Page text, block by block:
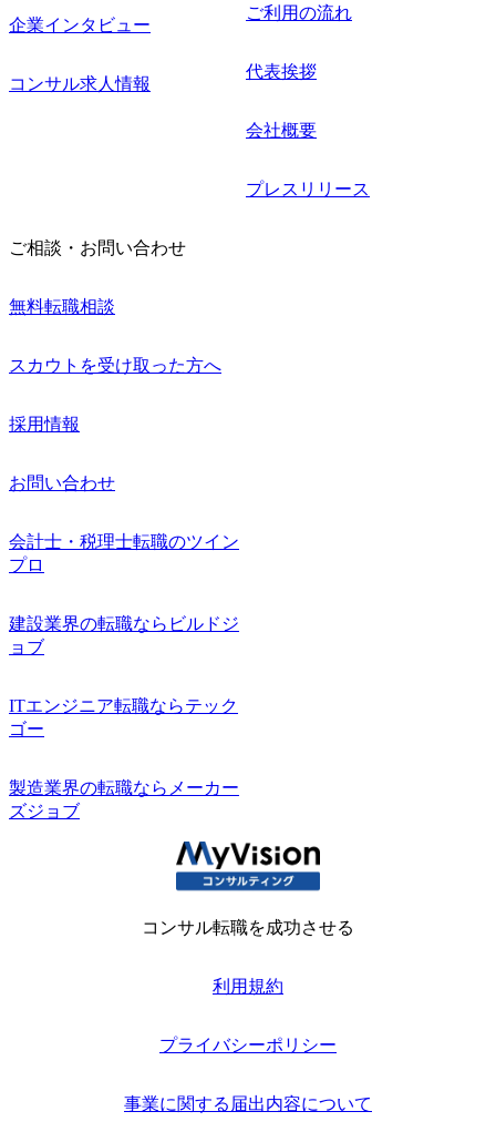
企業インタビュー
コンサル求人情報
ご利用の流れ
代表挨拶
会社概要
プレスリリース
ご相談・お問い合わせ
無料転職相談
スカウトを受け取った方へ
採用情報
お問い合わせ
会計士・税理士転職のツイン
プロ
建設業界の転職ならビルドジ
ョブ
ITエンジニア転職ならテック
ゴー
製造業界の転職ならメーカー
ズジョブ
コンサル転職を成功させる
利用規約
プライバシーポリシー
事業に関する届出内容について